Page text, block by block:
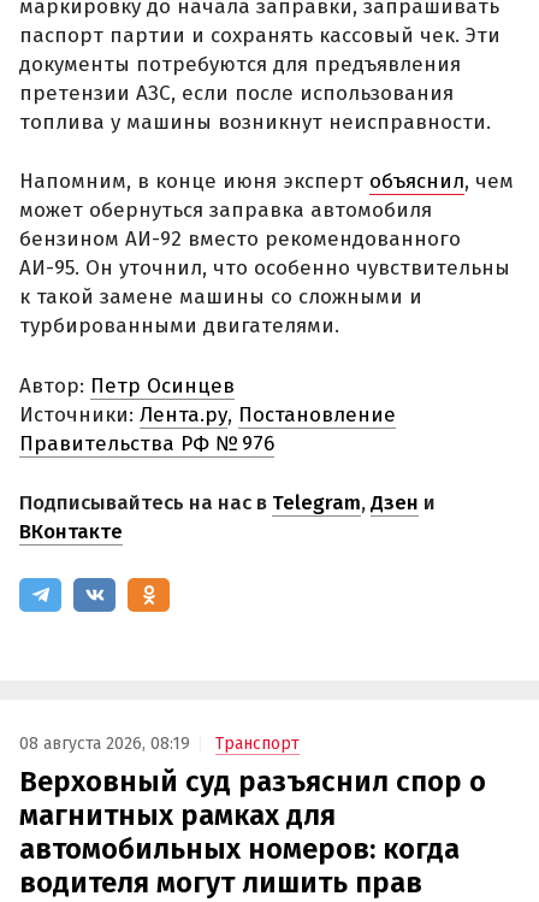
маркировку до начала заправки, запрашивать
паспорт партии и сохранять кассовый чек. Эти
документы потребуются для предъявления
претензии АЗС, если после использования
топлива у машины возникнут неисправности.
Напомним, в конце июня эксперт объяснил, чем
может обернуться заправка автомобиля
бензином АИ-92 вместо рекомендованного
АИ-95. Он уточнил, что особенно чувствительны
к такой замене машины со сложными и
турбированными двигателями.
Автор: Петр Осинцев
Источники: Лента.ру, Постановление
Правительства РФ № 976
Подписывайтесь на нас в Telegram,Дзен и
ВКонтакте
08 августа 2026, 08:19 Транспорт
Верховный суд разъяснил спор о
магнитных рамках для
автомобильных номеров: когда
водителя могут лишить прав